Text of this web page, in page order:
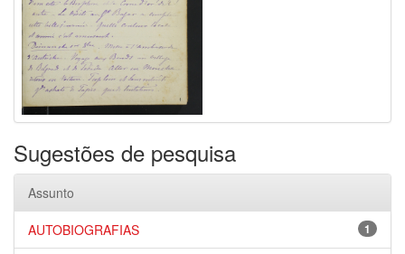
Sugestões de pesquisa
Assunto
1
AUTOBIOGRAFIAS